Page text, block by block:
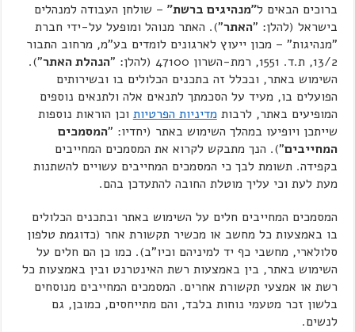
ברוכים הבאים ל"מנהיגים ברשת" – שולחן העבודה למנהלים
בישראל (להלן: "האתר"). האתר מנוהל ומופעל על-ידי חברת
"מנהיגות" – מכון ייעוץ לארגונים לומדים בע"מ, מרחוב התבור
13/2, ת.ד. 1551, רמת-השרון 47100 (להלן: "
הנהלת האתר").
השימוש באתר, ובכלל זה בתכנים הכלולים בו ובשירותים
הפועלים בו, מעיד על הסכמתך לתנאים אלה ולתנאים נוספים
המופיעים באתר, לרבות מדיניות הפרטיות וכן הוראות נוספות
שייתכן ויופיעו במהלך השימוש באתר (יחדיו: "המסמכים
המחייבים"). הנך מתבקש לקרוא את המסמכים המחייבים
בקפידה. תשומת לבך כי המסמכים המחייבים עשויים להשתנות
מעת לעת וכי עליך מוטלת החובה להתעדכן בהם.
המסמכים המחייבים חלים על השימוש באתר ובתכנים הכלולים
בו באמצעות כל מחשב או מכשיר תקשורת אחר (כדוגמת טלפון
סלולארי, מחשבי כף יד למיניהם וכיו"ב). כמו כן הם חלים על
השימוש באתר, בין באמצעות רשת האינטרנט ובין באמצעות כל
רשת או אמצעי תקשורת אחרים. המסמכים המחייבים מנוסחים
בלשון זכר מטעמי נוחות בלבד, והם מתייחסים, כמובן, גם
לנשים.